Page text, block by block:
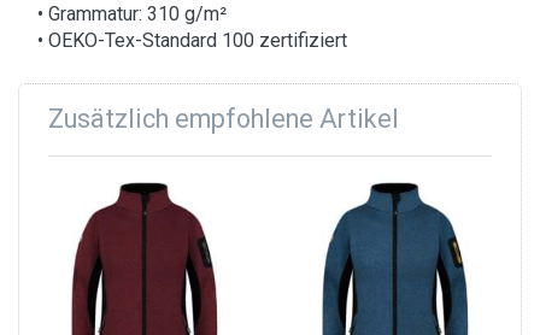
• Grammatur: 310 g/m²
• OEKO-Tex-Standard 100 zertifiziert
Zusätzlich empfohlene Artikel